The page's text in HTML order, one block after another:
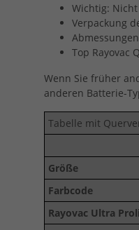
Wichtig:
Verpackung
Top Rayovac
Wenn Sie früher
anderen Batterie-
Tabelle mit
Größe
Farbcode
Rayovac Ultra